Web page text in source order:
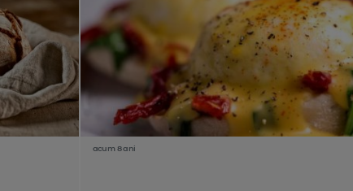
acum 8 ani